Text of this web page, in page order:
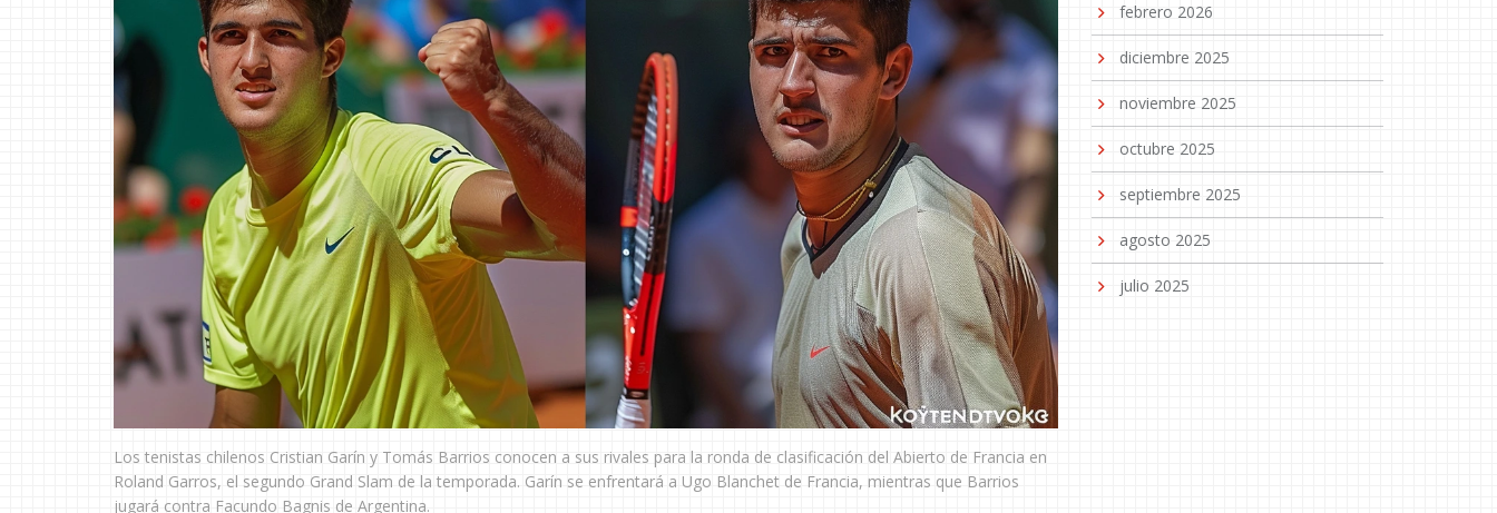
Los tenistas chilenos Cristian Garín y Tomás Barrios conocen a sus rivales para la ronda de clasificación del Abierto de Francia en
Roland Garros, el segundo Grand Slam de la temporada. Garín se enfrentará a Ugo Blanchet de Francia, mientras que Barrios
jugará contra Facundo Bagnis de Argentina.
febrero 2026
diciembre 2025
noviembre 2025
octubre 2025
septiembre 2025
agosto 2025
julio 2025